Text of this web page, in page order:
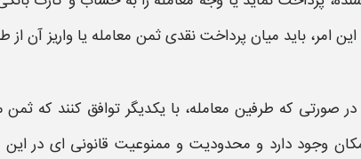
امر، باید میانپرداختنقدیثمن معامله یاواریز آن
در صورتی که طرفین معامله، با یکدیگر توافق کنند که ثمن
وجود دارد و محدودیت و ممنوعیت قانونی ای در این